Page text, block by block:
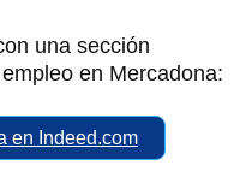
una sección
en Mercadona:
en Indeed.com